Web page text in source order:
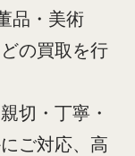
品・美術
の買取を行
切・丁寧・
ご対応、高